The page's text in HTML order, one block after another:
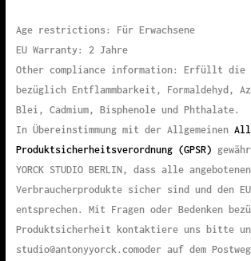
Age restrictions: Für Erwachsene
EU Warranty: 2 Jahre
Other compliance information: Erfüllt die
bezüglich Entflammbarkeit, Formaldehyd,
Blei, Cadmium, Bisphenole und Phthalate.
In Übereinstimmung mit der Allgemeinen
Produktsicherheitsverordnung (GPSR)
YORCK STUDIO BERLIN, dass alle angebotenen
Verbraucherprodukte sicher sind und den
entsprechen. Mit Fragen oder Bedenken
Produktsicherheit kontaktiere uns bitte
studio@antonyyorck.comoder auf dem Postweg